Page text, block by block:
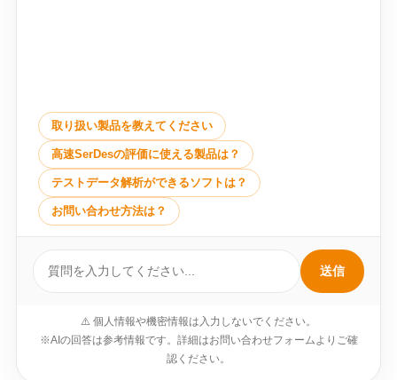
取り扱い製品を教えてください
高速SerDesの評価に使える製品は？
テストデータ解析ができるソフトは？
お問い合わせ方法は？
送信
⚠️ 個人情報や機密情報は入力しないでください。
※AIの回答は参考情報です。詳細はお問い合わせフォームよりご確
認ください。